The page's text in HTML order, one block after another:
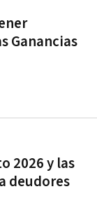
Ganancias
2026 y las
deudores